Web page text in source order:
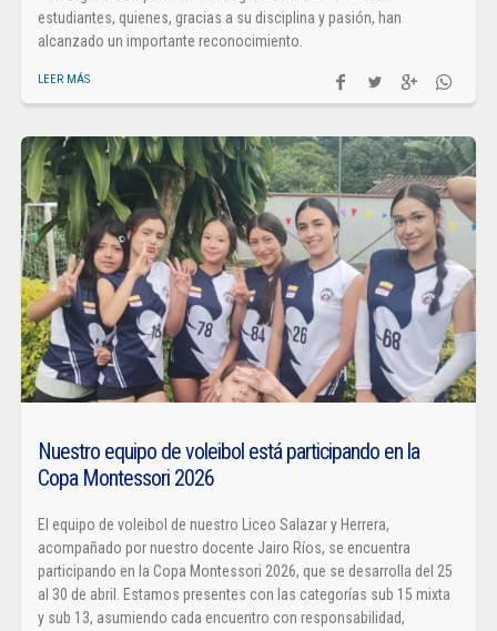
estudiantes, quienes, gracias a su disciplina y pasión, han
alcanzado un importante reconocimiento.
LEER MÁS
Nuestro equipo de voleibol está participando en la
Copa Montessori 2026
El equipo de voleibol de nuestro Liceo Salazar y Herrera,
acompañado por nuestro docente Jairo Ríos, se encuentra
participando en la Copa Montessori 2026, que se desarrolla del 25
al 30 de abril. Estamos presentes con las categorías sub 15 mixta
y sub 13, asumiendo cada encuentro con responsabilidad,